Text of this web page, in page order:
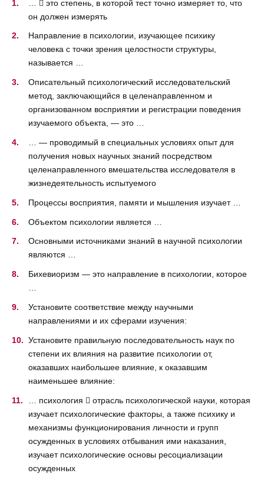
…  это степень, в которой тест точно измеряет то, что
он должен измерять
Направление в психологии, изучающее психику
человека с точки зрения целостности структуры,
называется …
Описательный психологический исследовательский
метод, заключающийся в целенаправленном и
организованном восприятии и регистрации поведения
изучаемого объекта, — это …
… — проводимый в специальных условиях опыт для
получения новых научных знаний посредством
целенаправленного вмешательства исследователя в
жизнедеятельность испытуемого
Процессы восприятия, памяти и мышления изучает …
Объектом психологии является …
Основными источниками знаний в научной психологии
являются …
Бихевиоризм — это направление в психологии, которое
…
Установите соответствие между научными
направлениями и их сферами изучения:
Установите правильную последовательность наук по
степени их влияния на развитие психологии от,
оказавших наибольшее влияние, к оказавшим
наименьшее влияние:
… психология  отрасль психологической науки, которая
изучает психологические факторы, а также психику и
механизмы функционирования личности и групп
осужденных в условиях отбывания ими наказания,
изучает психологические основы ресоциализации
осужденных